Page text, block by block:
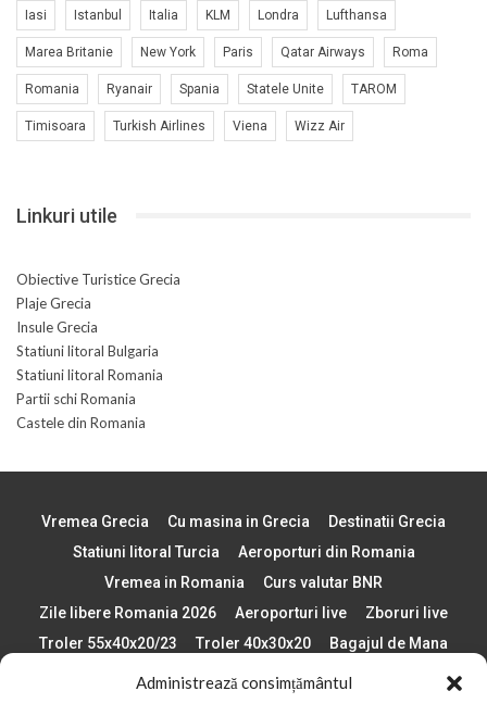
Administrează consimțământul
Iasi Istanbul Italia KLM Londra Lufthansa
Marea Britanie New York Paris Qatar Airways Roma
Romania Ryanair Spania Statele Unite TAROM
Timisoara Turkish Airlines Viena Wizz Air
Linkuri utile
Obiective Turistice Grecia
Plaje Grecia
Insule Grecia
Statiuni litoral Bulgaria
Statiuni litoral Romania
Partii schi Romania
Castele din Romania
Vremea Grecia Cu masina in Grecia
Destinatii Grecia
Statiuni litoral Turcia
Aeroporturi din Romania
Vremea in Romania
Curs valutar BNR
Zile libere Romania 2026
Aeroporturi live
Zboruri live
Troler 55x40x20/23
Troler 40x30x20
Bagajul de Mana
Paste 2026
Cele mai bune telefoane